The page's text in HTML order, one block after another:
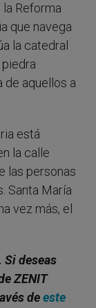
Reforma
que navega
la catedral
de aquellos a
está
la calle
las personas
Santa María
vez más, el
Si deseas
ZENIT
deeste